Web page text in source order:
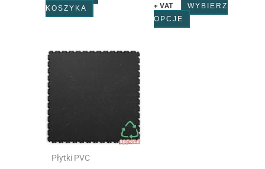
KOSZYKA
+ VAT
WYBIERZ
OPCJE
Płytki PVC